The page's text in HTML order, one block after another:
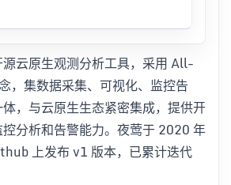
云原生观测分析工具，采用 All-
，集数据采集、可视化、监控告
，与云原生生态紧密集成，提供开
分析和告警能力。夜莺于 2020 年
上发布 v1 版本，已累计迭代